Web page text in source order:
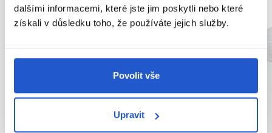
dalšími informacemi, které jste jim poskytli nebo které
získali v důsledku toho, že používáte jejich služby.
Povolit vše
Upravit